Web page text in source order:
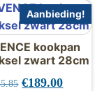
€214.20.
Aanbieding!
kookpan
zwart 28cm
Oorspronkelijke
€189.00Huidige